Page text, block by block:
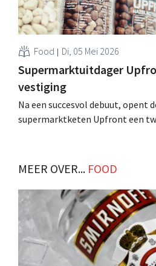
Food Di, 05 Mei 2026
Supermarktuitdager
vestiging
Na een succesvol debuut, opent
supermarktketen Upfront een
Bezoek de bijzondere
MEER OVER... FOOD